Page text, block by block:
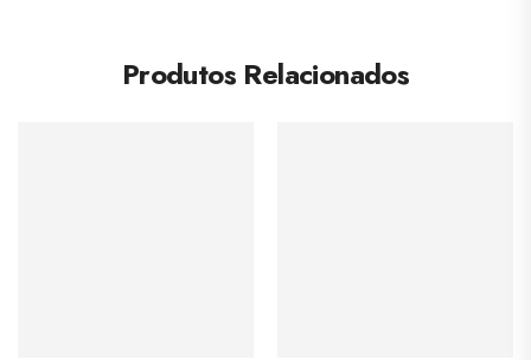
Produtos Relacionados